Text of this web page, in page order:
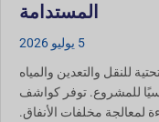
المستدامة
والتعدين والمياه
توفر كواشف
مخلفات الأنفاق.